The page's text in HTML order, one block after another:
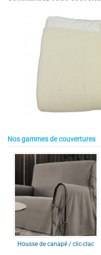
Nos gammes de couvertures
Housse de canapé / clic-clac